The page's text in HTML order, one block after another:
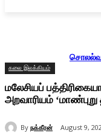
கலை இலக்கியம்
மலேசியப்
அறவாரியம் ‘மாண்புறு
By நக்கீரன் August 9,